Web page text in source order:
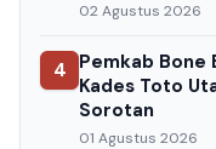
02 Agustus 2026
4 Pemkab Bone
Kades Toto
Sorotan
01 Agustus 2026